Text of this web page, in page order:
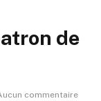
de
commentaire